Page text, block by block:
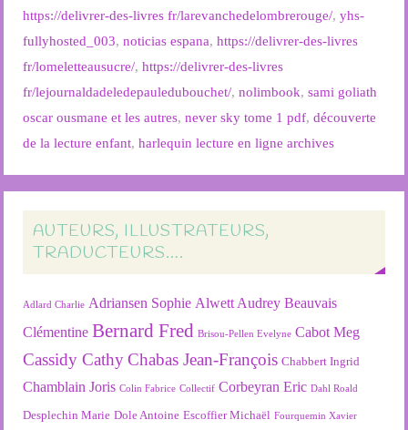
https://delivrer-des-livres fr/larevanchedelombrerouge/,yhs-
fullyhosted_003,noticias espana,https://delivrer-des-livres
fr/lomeletteausucre/,https://delivrer-des-livres
fr/lejournaldadeledepauledubouchet/,nolimbook,sami goliath
oscar ousmane et les autres,never sky tome 1 pdf,découverte
de la lecture enfant,harlequin lecture en ligne archives
AUTEURS, ILLUSTRATEURS,
TRADUCTEURS….
Adlard Charlie Adriansen Sophie Alwett Audrey Beauvais
Clémentine Bernard Fred Brisou-Pellen Evelyne Cabot Meg
Cassidy Cathy Chabas Jean-François Chabbert Ingrid
Chamblain Joris Colin Fabrice Collectif Corbeyran Eric Dahl Roald
Desplechin Marie Dole Antoine Escoffier Michaël Fourquemin Xavier